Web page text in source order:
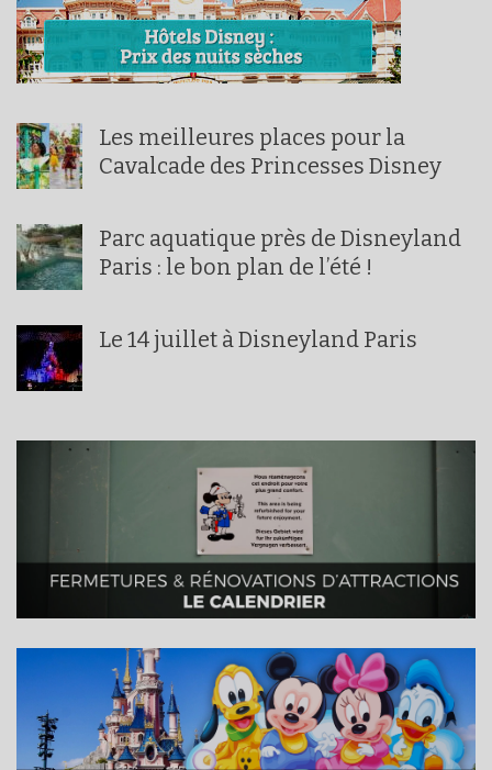
Les meilleures places pour la
Cavalcade des Princesses Disney
Parc aquatique près de Disneyland
Paris : le bon plan de l’été !
Le 14 juillet à Disneyland Paris